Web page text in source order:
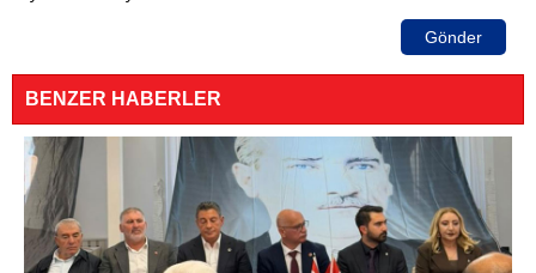
Gönder
BENZER HABERLER